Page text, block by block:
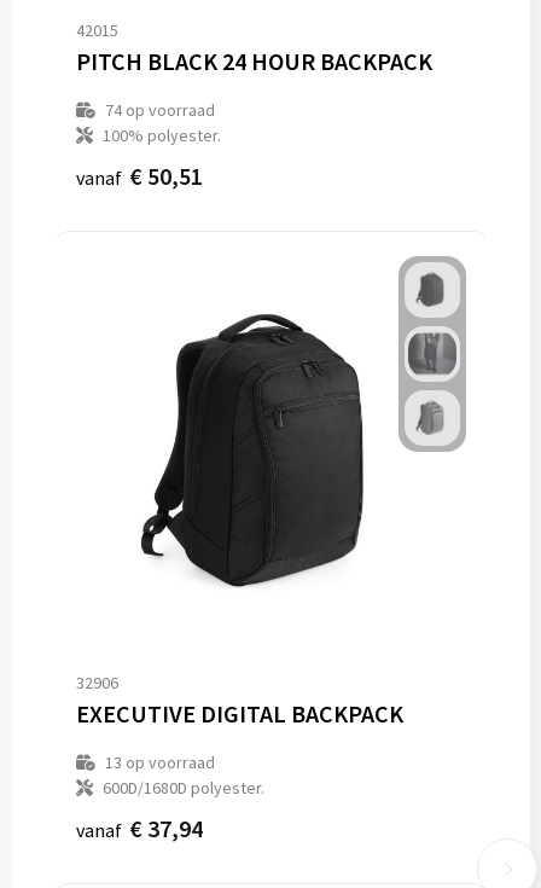
42015
PITCH BLACK 24 HOUR BACKPACK
74op voorraad
100% polyester.
vanaf € 50,51
32906
EXECUTIVE DIGITAL BACKPACK
13 op voorraad
600D/1680D polyester.
vanaf € 37,94